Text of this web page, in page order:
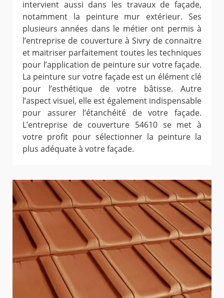
intervient aussi dans les travaux de façade,
notamment la peinture mur extérieur. Ses
plusieurs années dans le métier ont permis à
l’entreprise de couverture à Sivry de connaitre
et maitriser parfaitement toutes les techniques
pour l’application de peinture sur votre façade.
La peinture sur votre façade est un élément clé
pour l’esthétique de votre bâtisse. Autre
l’aspect visuel, elle est également indispensable
pour assurer l’étanchéité de votre façade.
L’entreprise de couverture 54610 se met à
votre profit pour sélectionner la peinture la
plus adéquate à votre façade.